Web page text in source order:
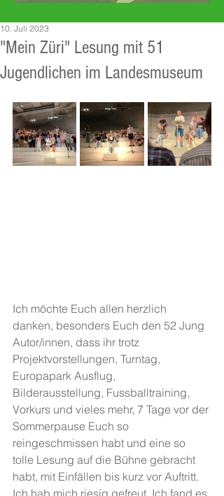
"Mein Züri" Lesung mit 51
Jugendlichen im Landesmuseum
10. Juli 2023
Ich möchte Euch allen herzlich
danken, besonders Euch den 52 Jung
Autor/innen, dass ihr trotz
Projektvorstellungen, Turntag,
Europapark Ausflug,
Bilderausstellung, Fussballtraining,
Vorkurs und vieles mehr, 7 Tage vor der
Sommerpause Euch so
reingeschmissen habt und eine so
tolle Lesung auf die Bühne gebracht
habt, mit Einfällen bis kurz vor Auftritt.
Ich hab mich riesig gefreut. Ich fand es